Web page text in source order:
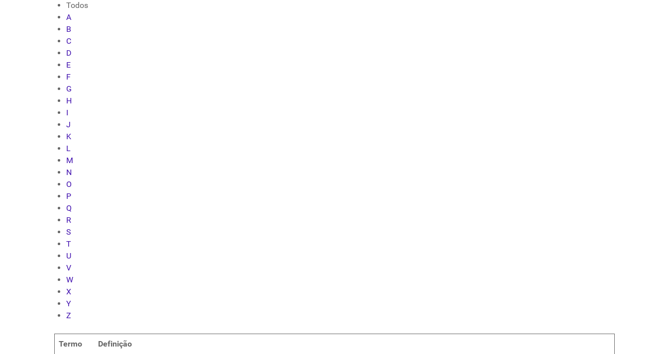
Todos
A
B
C
D
E
F
G
H
I
J
K
L
M
N
O
P
Q
R
S
T
U
V
W
X
Y
Z
Termo Definição